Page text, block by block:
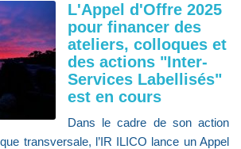
L'Appel d'Offre 2025
pour financer des
ateliers, colloques et
des actions "Inter-
Services Labellisés"
est en cours
Dans le cadre de son action
transversale, l’IR ILICO lance un Appel